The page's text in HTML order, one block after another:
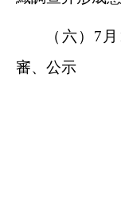
（六）7
審、公示